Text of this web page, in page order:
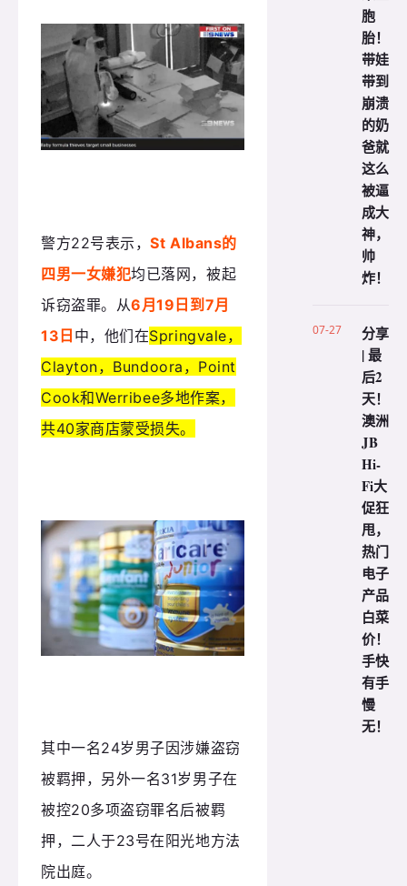
警方22号表示，St Albans的
四男一女嫌犯均已落网，被起
诉窃盗罪。从6月19日到7月
13日 中，他们在Springvale，
Clayton，Bundoora，Point
Cook和Werribee多地作案，
共40家商店蒙受损失。
其中一名24岁男子因涉嫌盗窃
被羁押，另外一名31岁男子在
被控20多项盗窃罪名后被羁
押，二人于23号在阳光地方法
院出庭。
胞
胎！
带娃
带到
崩溃
的奶
爸就
这么
被逼
成大
神，
帅
炸！
07-27
分享
| 最
后2
天！
澳洲
JB
Hi-
Fi大
促狂
甩，
热门
电子
产品
白菜
价！
手快
有手
慢
无！